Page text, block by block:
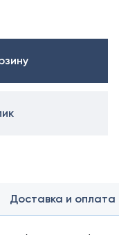
Доставка и оплата